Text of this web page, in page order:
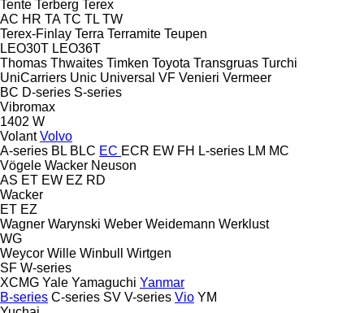
Tente Terberg Terex
AC HR TA TC TL TW
Terex-Finlay Terra Terramite Teupen
LEO30T LEO36T
Thomas Thwaites Timken Toyota Transgruas Turchi
UniCarriers Unic Universal VF Venieri Vermeer
BC D-series S-series
Vibromax
1402 W
Volant Volvo
A-series BL BLC EC ECR EW FH L-series LM MC
Vögele Wacker Neuson
AS ET EW EZ RD
Wacker
ET EZ
Wagner Warynski Weber Weidemann Werklust
WG
Weycor Wille Winbull
Wirtgen
SF W-series
XCMG Yale Yamaguchi Yanmar
B-series C-series SV V-series Vio YM